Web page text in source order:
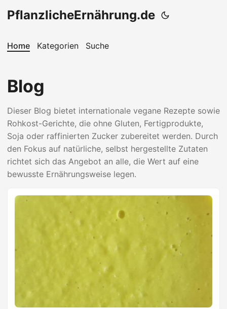
PflanzlicheErnährung.de
Home Kategorien Suche
Blog
Dieser Blog bietet internationale vegane Rezepte sowie
Rohkost-Gerichte, die ohne Gluten, Fertigprodukte,
Soja oder raffinierten Zucker zubereitet werden. Durch
den Fokus auf natürliche, selbst hergestellte Zutaten
richtet sich das Angebot an alle, die Wert auf eine
bewusste Ernährungsweise legen.